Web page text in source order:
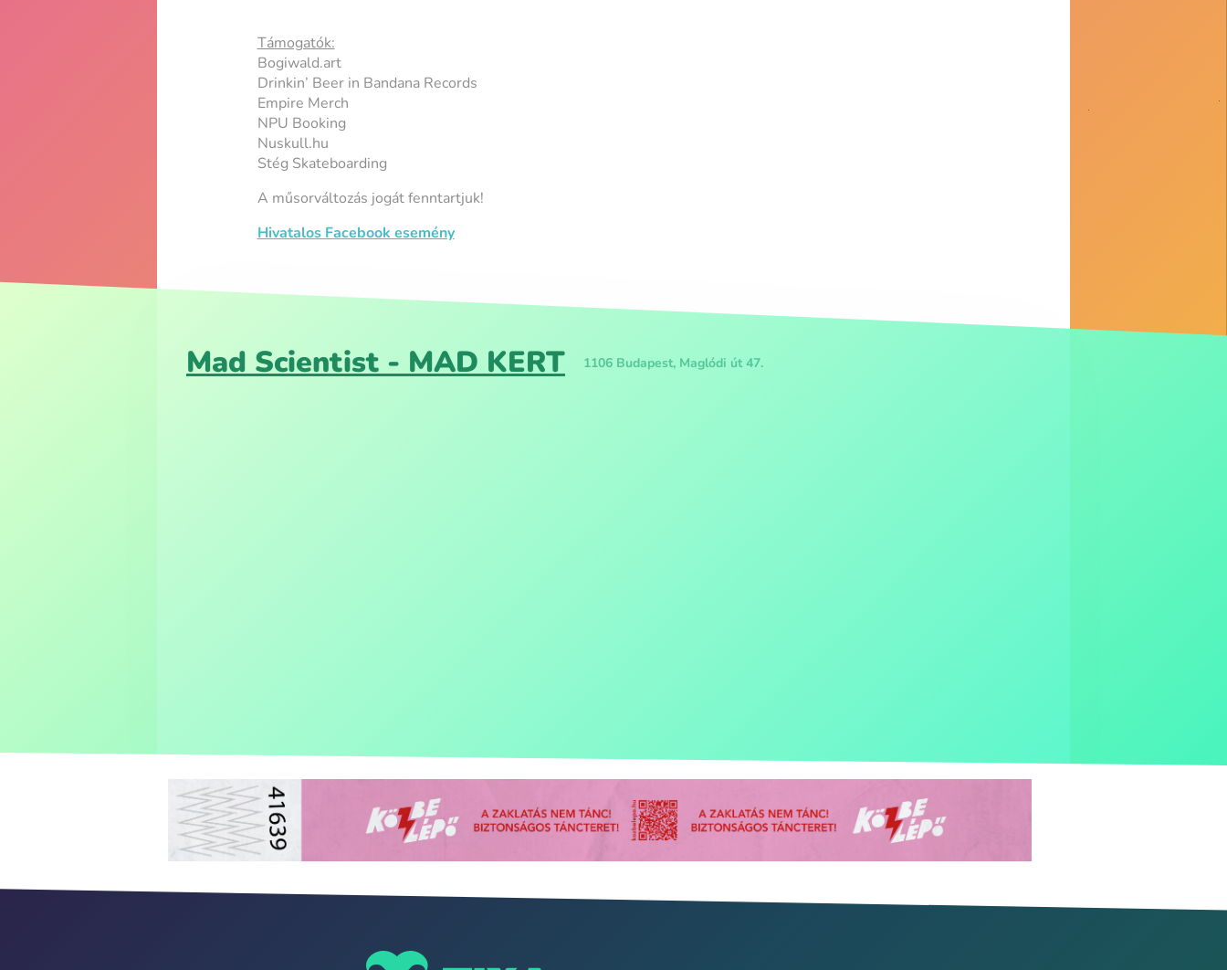
Támogatók:
Bogiwald.art
Drinkin’ Beer in Bandana Records
Empire Merch
NPU Booking
Nuskull.hu
Stég Skateboarding
A műsorváltozás jogát fenntartjuk!
Hivatalos Facebook esemény
Mad Scientist - MAD KERT 1106 Budapest, Maglódi út 47.